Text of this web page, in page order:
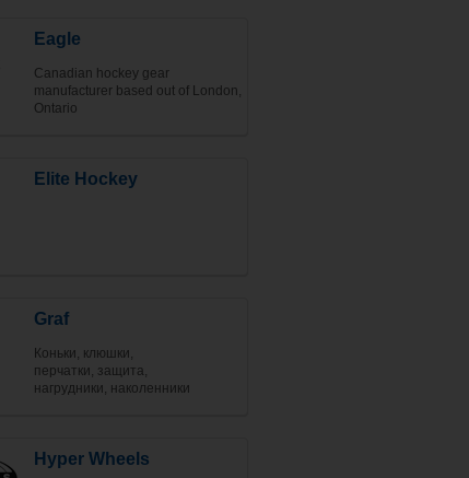
Eagle
Canadian hockey gear
manufacturer based out of London,
Ontario
Elite Hockey
Graf
Коньки, клюшки,
перчатки, защита,
нагрудники, наколенники
Hyper Wheels